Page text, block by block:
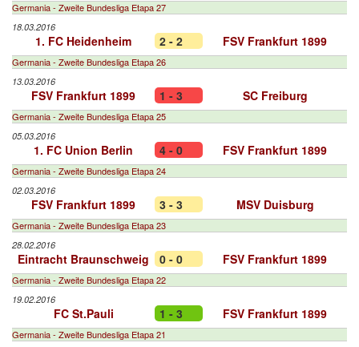
Germania - Zweite Bundesliga Etapa 27
18.03.2016
1. FC Heidenheim 2 - 2 FSV Frankfurt 1899
Germania - Zweite Bundesliga Etapa 26
13.03.2016
FSV Frankfurt 1899 1 - 3 SC Freiburg
Germania - Zweite Bundesliga Etapa 25
05.03.2016
1. FC Union Berlin 4 - 0 FSV Frankfurt 1899
Germania - Zweite Bundesliga Etapa 24
02.03.2016
FSV Frankfurt 1899 3 - 3 MSV Duisburg
Germania - Zweite Bundesliga Etapa 23
28.02.2016
Eintracht Braunschweig 0 - 0 FSV Frankfurt 1899
Germania - Zweite Bundesliga Etapa 22
19.02.2016
FC St.Pauli 1 - 3 FSV Frankfurt 1899
Germania - Zweite Bundesliga Etapa 21